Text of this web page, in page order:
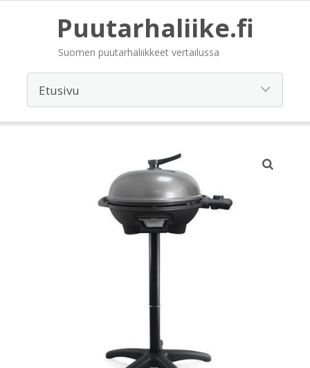
Puutarhaliike.fi
Suomen puutarhaliikkeet vertailussa